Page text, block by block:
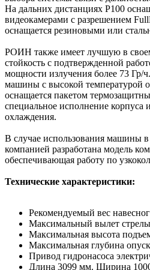
На дальних дистанциях Р100
видеокамерами с разрешением
оснащается резиновыми или
РОИН также имеет лучшую в
стойкость с подтвержденной
мощности излучения более 73 Гр/
машины с высокой температурой
оснащается пакетом
специальное исполнение корпуса
охлаждения.
В случае использования машины
компанией разработана модель
обеспечивающая работу по
Технические характеристики:
Рекомендуемый вес
Максимальный вылет
Максимальная высота
Максимальная глубина
Привод гидронасоса
Длина 3099 мм. Ширина